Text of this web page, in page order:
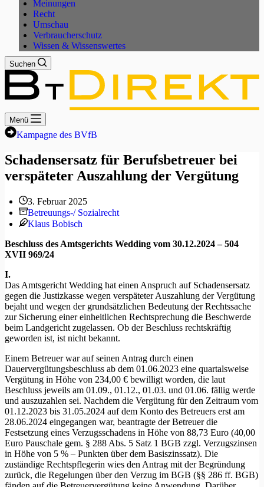
Meinungen
Recht
Umschau
Verbraucherschutz
Wissen & Wissenswertes
Suchen
Menü
Kampagne des BVfB
Schadensersatz für Berufsbetreuer bei
verspäteter Auszahlung der Vergütung
3. Februar 2025
Betreuungs-/ Sozialrecht
Klaus Bobisch
Beschluss des Amtsgerichts Wedding vom 30.12.2024 – 504
XVII 969/24
I.
Das Amtsgericht Wedding hat einen Anspruch auf Schadensersatz
gegen die Justizkasse wegen verspäteter Auszahlung der Vergütung
bejaht und wegen der grundsätzlichen Bedeutung der Rechtssache
zur Sicherung einer einheitlichen Rechtsprechung die Beschwerde
beim Landgericht zugelassen. Ob der Beschluss rechtskräftig
geworden ist, ist nicht bekannt.
Einem Betreuer war auf seinen Antrag durch einen
Dauervergütungsbeschluss ab dem 01.06.2023 eine quartalsweise
Vergütung in Höhe von 234,00 € bewilligt worden, die laut
Beschluss jeweils am 01.09., 01.12., 01.03. und 01.06. fällig werde
und auszuzahlen sei. Nachdem die Vergütung für den Zeitraum vom
01.12.2023 bis 31.05.2024 auf dem Konto des Betreuers erst am
28.06.2024 eingegangen war, beantragte der Betreuer die
Festsetzung eines Verzugsschadens in Höhe von 88,73 Euro (40,00
Euro Pauschale gem. § 288 Abs. 5 Satz 1 BGB zzgl. Verzugszinsen
in Höhe von 5 % – Punkten über dem Basiszinssatz). Die
zuständige Rechtspflegerin wies den Antrag mit der Begründung
zurück, die Regelungen über den Verzug im BGB (§§ 286 ff. BGB)